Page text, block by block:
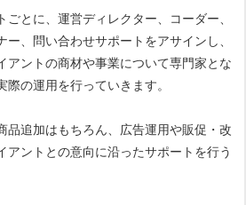
ごとに、運営ディレクター、コーダー、
、問い合わせサポートをアサインし、
アントの商材や事業について専門家とな
の運用を行っていきます。
品追加はもちろん、広告運用や販促・改
アントとの意向に沿ったサポートを行う